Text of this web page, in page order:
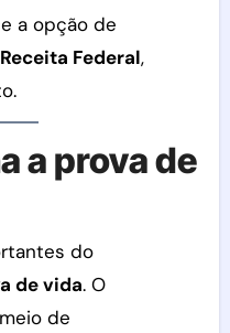
a opção de
Federal,
a prova de
do
de vida. O
de